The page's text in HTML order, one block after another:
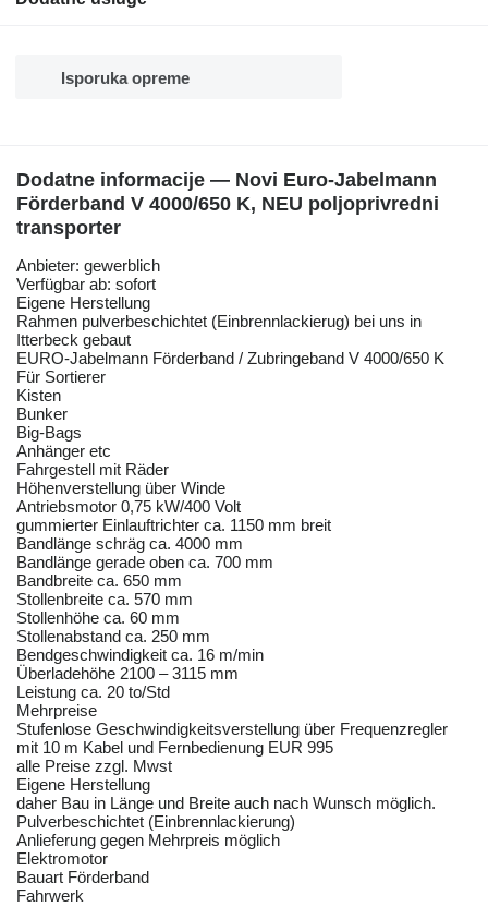
Isporuka opreme
Dodatne informacije — Novi Euro-Jabelmann
Förderband V 4000/650 K, NEU poljoprivredni
transporter
Anbieter: gewerblich
Verfügbar ab: sofort
Eigene Herstellung
Rahmen pulverbeschichtet (Einbrennlackierug) bei uns in
Itterbeck gebaut
EURO-Jabelmann Förderband / Zubringeband V 4000/650 K
Für Sortierer
Kisten
Bunker
Big-Bags
Anhänger etc
Fahrgestell mit Räder
Höhenverstellung über Winde
Antriebsmotor 0,75 kW/400 Volt
gummierter Einlauftrichter ca. 1150 mm breit
Bandlänge schräg ca. 4000 mm
Bandlänge gerade oben ca. 700 mm
Bandbreite ca. 650 mm
Stollenbreite ca. 570 mm
Stollenhöhe ca. 60 mm
Stollenabstand ca. 250 mm
Bendgeschwindigkeit ca. 16 m/min
Überladehöhe 2100 – 3115 mm
Leistung ca. 20 to/Std
Mehrpreise
Stufenlose Geschwindigkeitsverstellung über Frequenzregler
mit 10 m Kabel und Fernbedienung EUR 995
alle Preise zzgl. Mwst
Eigene Herstellung
daher Bau in Länge und Breite auch nach Wunsch möglich.
Pulverbeschichtet (Einbrennlackierung)
Anlieferung gegen Mehrpreis möglich
Elektromotor
Bauart Förderband
Fahrwerk